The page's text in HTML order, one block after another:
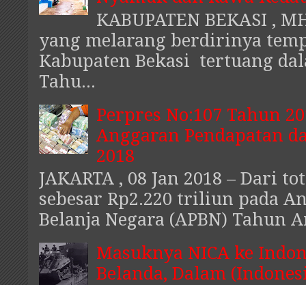
KABUPATEN BEKASI ,
yang melarang berdirinya
Kabupaten Bekasi tertuang
Tahu...
Perpres No:107 Tahun
Anggaran Pendapatan
2018
JAKARTA , 08 Jan 2018 – Dari
sebesar Rp2.220 triliun pada
Belanja Negara (APBN) Tahun
Masuknya NICA ke
Belanda, Dalam